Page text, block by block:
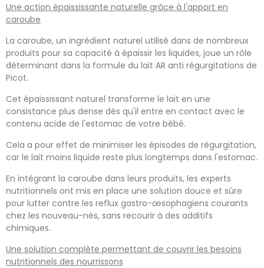
Une action épaississante naturelle grâce à l'apport en
caroube
La caroube, un ingrédient naturel utilisé dans de nombreux
produits pour sa capacité à épaissir les liquides, joue un rôle
déterminant dans la formule du lait AR anti régurgitations de
Picot.
Cet épaississant naturel transforme le lait en une
consistance plus dense dès qu'il entre en contact avec le
contenu acide de l'estomac de votre bébé.
Cela a pour effet de minimiser les épisodes de régurgitation,
car le lait moins liquide reste plus longtemps dans l'estomac.
En intégrant la caroube dans leurs produits, les experts
nutritionnels ont mis en place une solution douce et sûre
pour lutter contre les reflux gastro-œsophagiens courants
chez les nouveau-nés, sans recourir à des additifs
chimiques.
Une solution complète permettant de couvrir les besoins
nutritionnels des nourrissons